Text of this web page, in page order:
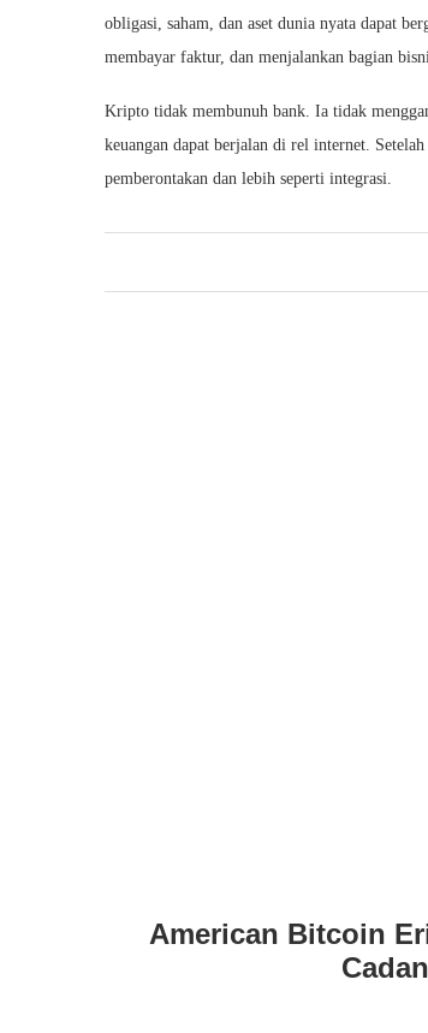
obligasi, saham, dan aset dunia nyata dapat
membayar faktur, dan menjalankan bagian
Kripto tidak membunuh bank. Ia tidak
keuangan dapat berjalan di rel internet.
pemberontakan dan lebih seperti integrasi.
American Bitcoin